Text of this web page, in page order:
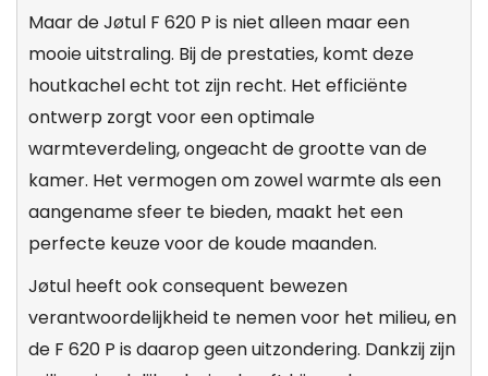
Maar de Jøtul F 620 P is niet alleen maar een
mooie uitstraling. Bij de prestaties, komt deze
houtkachel echt tot zijn recht. Het efficiënte
ontwerp zorgt voor een optimale
warmteverdeling, ongeacht de grootte van de
kamer. Het vermogen om zowel warmte als een
aangename sfeer te bieden, maakt het een
perfecte keuze voor de koude maanden.
Jøtul heeft ook consequent bewezen
verantwoordelijkheid te nemen voor het milieu, en
de F 620 P is daarop geen uitzondering. Dankzij zijn